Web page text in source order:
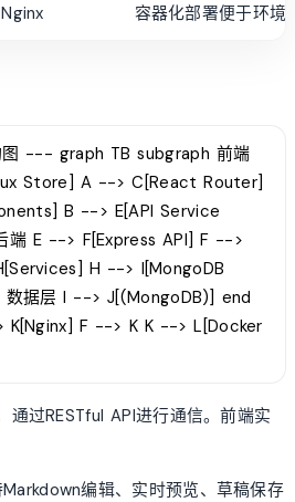
容器化部署便于环境
--- graph TB subgraph 前端
Store] A --> C[React Router]
B --> E[API Service
端 E --> F[Express API] F -->
H --> I[MongoDB
据层 I --> J[(MongoDB)] end
K[Nginx] F --> K K --> L[Docker
通过RESTful API进行通信。前端实
Markdown编辑、实时预览、草稿保存